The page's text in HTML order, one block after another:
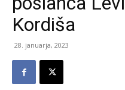
Kordiša
28. januarja, 2023